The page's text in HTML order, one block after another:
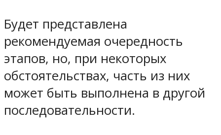
Будет представлена
рекомендуемая очередность
этапов, но, при некоторых
обстоятельствах, часть из них
может быть выполнена в другой
последовательности.